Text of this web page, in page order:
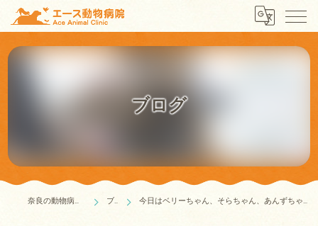
ブログ
奈良の動物病院はエース動物病院 ブログ 今日はベリーちゃん、そらちゃん、あんずちゃんのトリミングの紹介です【奈良のエース動物病院】